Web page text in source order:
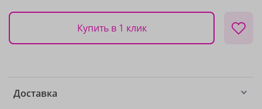
Купить в 1 клик
Доставка